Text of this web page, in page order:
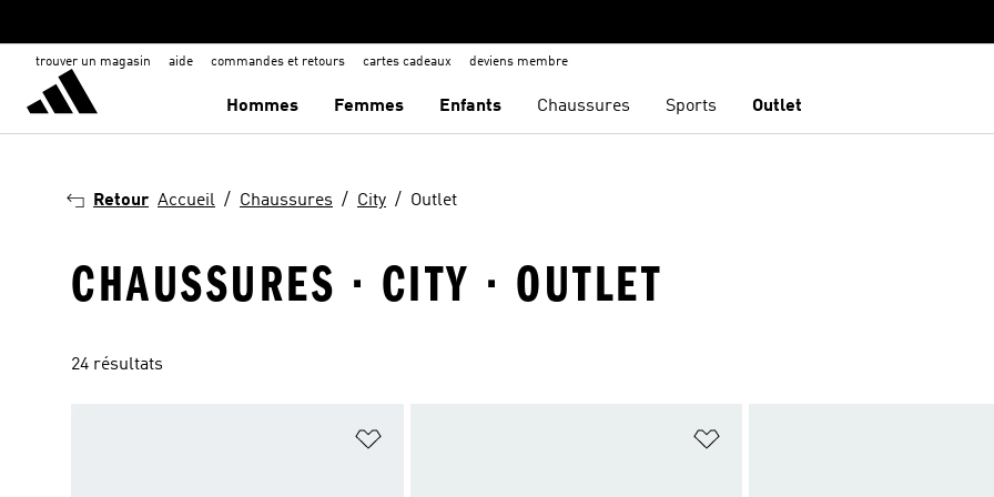
trouver un magasin aide commandes et retours cartes cadeaux deviens membre
Hommes Femmes Enfants Chaussures Sports Outlet
Retour Accueil Chaussures City Outlet
CHAUSSURES · CITY · OUTLET
24 résultats